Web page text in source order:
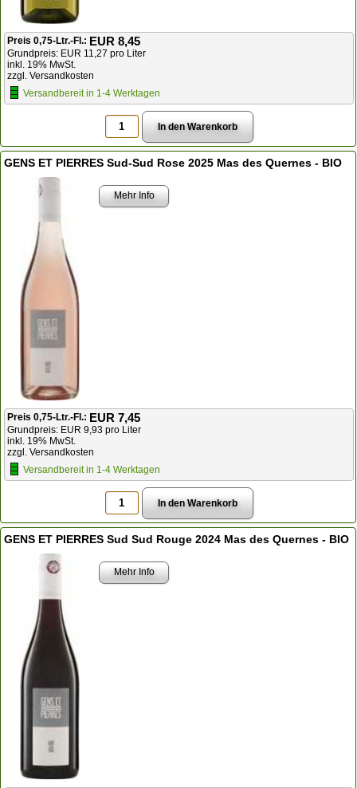
Preis 0,75-Ltr.-Fl.: EUR 8,45
Grundpreis: EUR 11,27 pro Liter
inkl. 19% MwSt.
zzgl. Versandkosten
Versandbereit in 1-4 Werktagen
GENS ET PIERRES Sud-Sud Rose 2025 Mas des Quernes - BIO
Mehr Info
Preis 0,75-Ltr.-Fl.: EUR 7,45
Grundpreis: EUR 9,93 pro Liter
inkl. 19% MwSt.
zzgl. Versandkosten
Versandbereit in 1-4 Werktagen
GENS ET PIERRES Sud Sud Rouge 2024 Mas des Quernes - BIO
Mehr Info